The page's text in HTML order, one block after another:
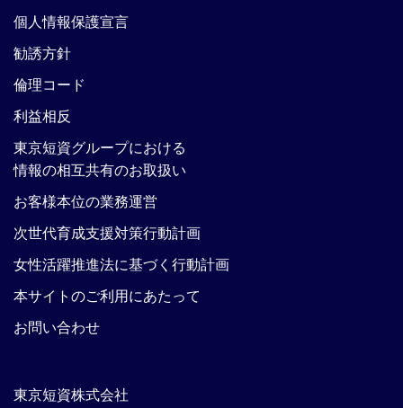
東京短資株式会社
個人情報保護宣言
勧誘方針
倫理コード
利益相反
東京短資グループにおける
情報の相互共有のお取扱い
お客様本位の業務運営
次世代育成支援対策行動計画
女性活躍推進法に基づく行動計画
本サイトのご利用にあたって
お問い合わせ